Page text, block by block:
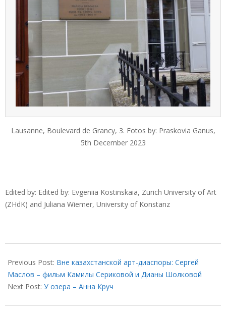
Lausanne, Boulevard de Grancy, 3. Fotos by: Praskovia Ganus,
5th December 2023
Edited by: Edited by: Evgeniia Kostinskaia, Zurich University of Art
(ZHdK) and Juliana Wiemer, University of Konstanz
08-
31
Previous Post: Вне казахстанской арт-диаспоры: Сергей
Маслов – фильм Камилы Сериковой и Дианы Шолковой
Next Post: У озера – Анна Круч